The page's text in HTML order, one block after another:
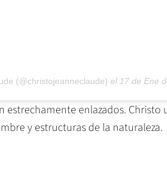
(@christojeanneclaude) el 17 de Ene de
estrechamente enlazados. Christo
y estructuras de la naturaleza.